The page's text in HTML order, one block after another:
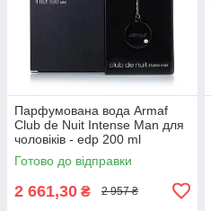
Парфумована вода Armaf
Club de Nuit Intense Man для
чоловіків - edp 200 ml
Готово до відправки
2 661,30 ₴ 2 957 ₴